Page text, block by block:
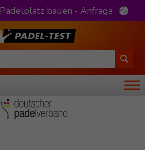
Padelplatz bauen - Anfrage